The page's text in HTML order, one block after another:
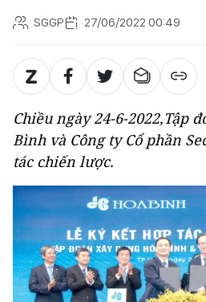
SGGP 27/06/2022 00:49
Chiều ngày 24-6-2022,Tập
Bình và Công ty Cổ phần
tác chiến lược.